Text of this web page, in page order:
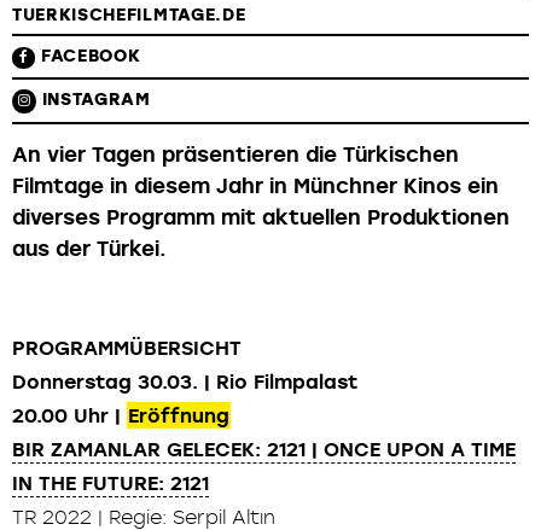
TUERKISCHEFILMTAGE.DE
FACEBOOK
INSTAGRAM
An vier Tagen präsentieren die Türkischen
Filmtage in diesem Jahr in Münchner Kinos ein
diverses Programm mit aktuellen Produktionen
aus der Türkei.
PROGRAMMÜBERSICHT
Donnerstag 30.03. | Rio Filmpalast
20.00 Uhr | Eröffnung
BIR ZAMANLAR GELECEK: 2121 | ONCE UPON A TIME
IN THE FUTURE: 2121
TR 2022 | Regie: Serpil Altın